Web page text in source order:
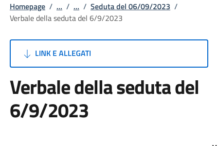
Homepage / ... / ... / Seduta del 06/09/2023 /
Verbale della seduta del 6/9/2023
LINK E ALLEGATI
Verbale della seduta del
6/9/2023